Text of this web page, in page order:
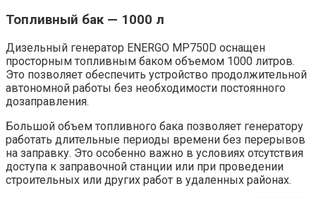
Топливный бак — 1000 л
Дизельный генератор ENERGO MP750D оснащен
просторным топливным баком объемом 1000 литров.
Это позволяет обеспечить устройство продолжительной
автономной работы без необходимости постоянного
дозаправления.
Большой объем топливного бака позволяет генератору
работать длительные периоды времени без перерывов
на заправку. Это особенно важно в условиях отсутствия
доступа к заправочной станции или при проведении
строительных или других работ в удаленных районах.